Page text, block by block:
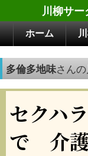
川柳サー
ホーム
多倫多地味さん
セクハ
で 介